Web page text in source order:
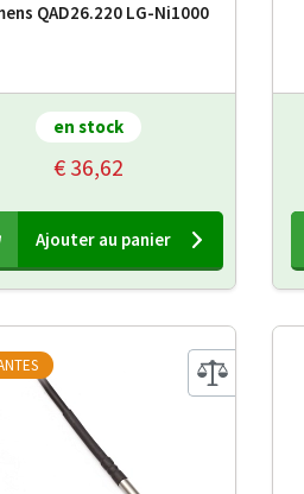
QAD26.220 LG-Ni1000
en stock
€ 36,62
Ajouter au panier